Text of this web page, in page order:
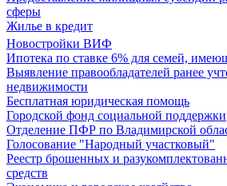
сферы
Жилье в кредит
Новостройки ВИФ
Ипотека по ставке 6% для семей,
Выявление правообладателей ранее
недвижимости
Бесплатная юридическая помощь
Городской фонд социальной поддержки
Отделение ПФР по Владимирской
Голосование "Народный участковый"
Реестр брошенных и
средств